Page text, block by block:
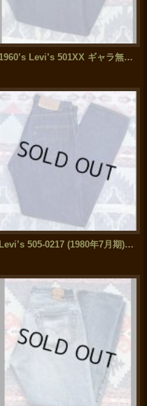
1960’s Levi’s 501XX ギャラ無し隠しリベット付き Excellent！
Levi’s 505-0217 (1980年7月期)ワンウォッシュ 34x32